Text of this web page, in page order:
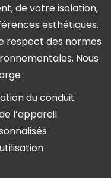
de votre isolation,
esthétiques.
respect des normes
Nous
:
du conduit
l’appareil